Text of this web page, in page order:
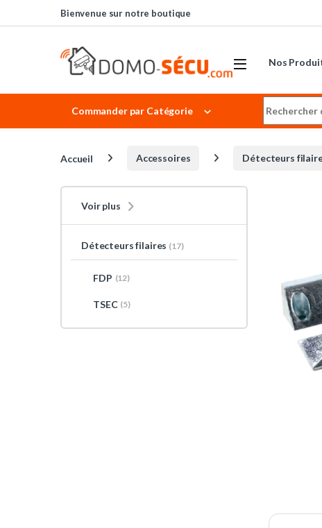
Skip to navigation
Skip to contentBienvenue sur notre boutique
Nos
Commander par Catégorie
Accueil Accessoires Détecteurs
Voir plus
Détecteurs filaires (17)
FDP (12)
TSEC (5)